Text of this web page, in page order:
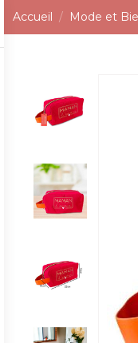
Accueil Mode et